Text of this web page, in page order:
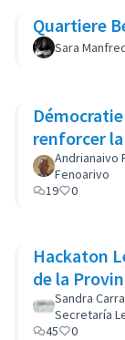
Quartiere
Sara
renforcer
Andrianaivo
Fenoarivo
19
0
Hackaton
de la
Sandra
Secretaría
45
0